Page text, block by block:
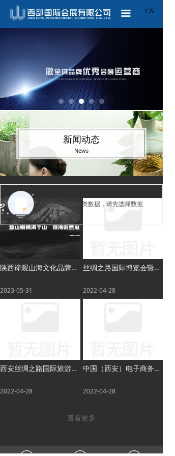
끀 CN
您还没有选择分类数据，请先选择数据
陕西谛观山海文化品牌管理有限公司
2023-05-31
丝绸之路国际博览会暨中国东西部合作与投资贸易洽谈会
2022-04-28
西安丝绸之路国际旅游博览会
2022-04-28
中国（西安）电子商务博览会
2022-04-28
查看更多
新闻动态
News